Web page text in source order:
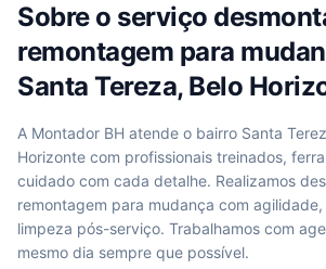
Sobre o serviço
remontagem para
Santa Tereza, Belo
A Montador BH atende o bairro Santa
Horizonte com profissionais treinados,
cuidado com cada detalhe. Realizamos
remontagem para mudança com
limpeza pós-serviço. Trabalhamos com
mesmo dia sempre que possível.